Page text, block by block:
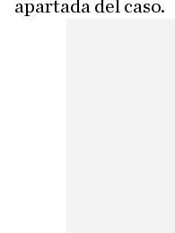
apartada del caso.